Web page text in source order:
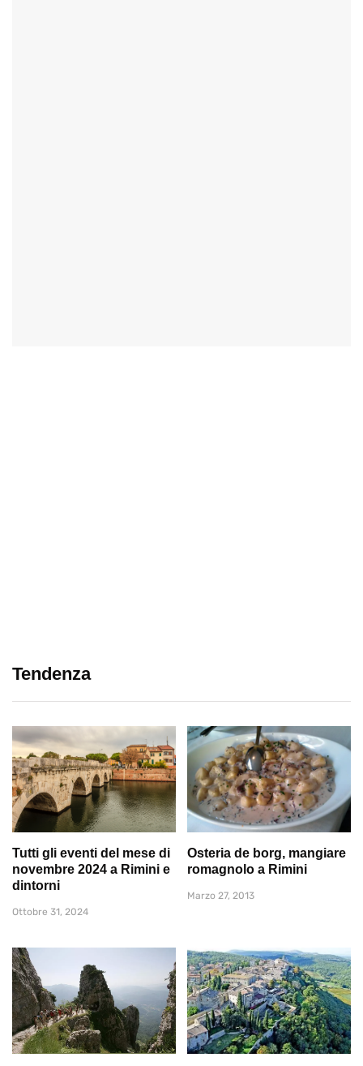
Tendenza
Tutti gli eventi del mese di
novembre 2024 a Rimini e
dintorni
Ottobre 31, 2024
Osteria de borg, mangiare
romagnolo a Rimini
Marzo 27, 2013